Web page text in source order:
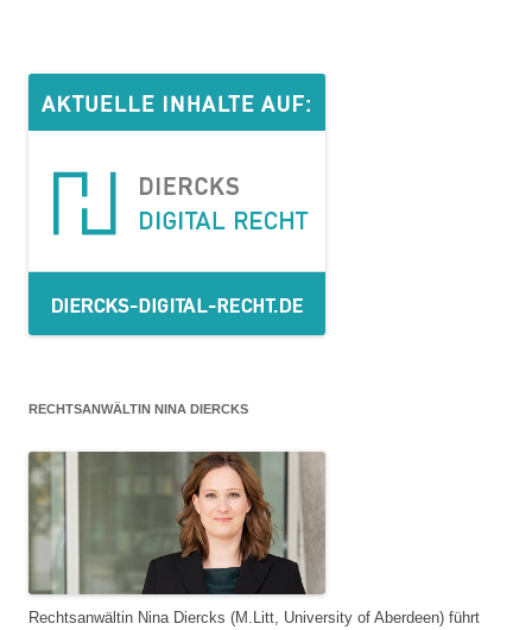
RECHTSANWÄLTIN NINA DIERCKS
Rechtsanwältin Nina Diercks (M.Litt, University of Aberdeen) führt